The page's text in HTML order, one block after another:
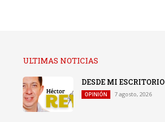
ULTIMAS NOTICIAS
DESDE MI ESCRITORIO
OPINIÓN 7 agosto, 2026